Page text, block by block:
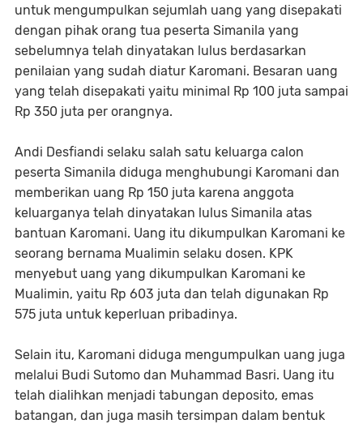
untuk mengumpulkan sejumlah uang yang disepakati
dengan pihak orang tua peserta Simanila yang
sebelumnya telah dinyatakan lulus berdasarkan
penilaian yang sudah diatur Karomani. Besaran uang
yang telah disepakati yaitu minimal Rp 100 juta sampai
Rp 350 juta per orangnya.
Andi Desfiandi selaku salah satu keluarga calon
peserta Simanila diduga menghubungi Karomani dan
memberikan uang Rp 150 juta karena anggota
keluarganya telah dinyatakan lulus Simanila atas
bantuan Karomani. Uang itu dikumpulkan Karomani ke
seorang bernama Mualimin selaku dosen. KPK
menyebut uang yang dikumpulkan Karomani ke
Mualimin, yaitu Rp 603 juta dan telah digunakan Rp
575 juta untuk keperluan pribadinya.
Selain itu, Karomani diduga mengumpulkan uang juga
melalui Budi Sutomo dan Muhammad Basri. Uang itu
telah dialihkan menjadi tabungan deposito, emas
batangan, dan juga masih tersimpan dalam bentuk